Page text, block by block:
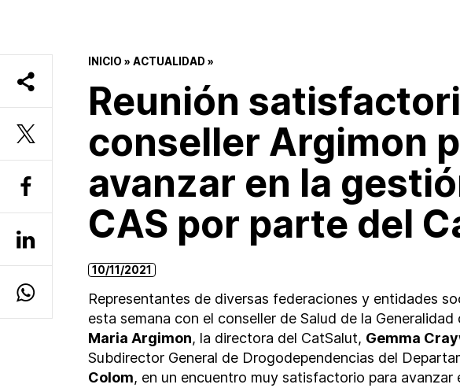
INICIO » ACTUALIDAD »
Reunión
conseller Argimon
avanzar en la
CAS por parte del
10/11/2021
Representantes de diversas federaciones y entidades
esta semana con el conseller de Salud de la Generalidad
Maria Argimon, la directora del CatSalut, Gemma
Subdirector General de Drogodependencias del
Colom, en un encuentro muy satisfactorio para avanzar